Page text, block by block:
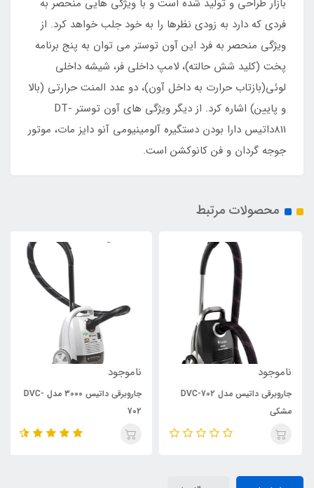
بازار طراحی و تولید شده است و با ویژگی هایی منحصر به
فردی که دارد به زودی نظرها را به خود جلب خواهد کرد. از
ویژگی منحصر به فرد این آون توستر می توان به پنج برنامه
پخت (کلید شش حالته)، لامپ داخلی فر، شیشه داخلی
لوئی(بازتاب حرارت به داخل آون)، دو عدد المنت حرارتی (بالا
و پایین) اشاره کرد. از دیگر ویژگی های آون توستر DT-
811داتیس دارا بودن دستگیره آلومینیومی آنو دایز مات، موتور
جوجه گردان و فن کانوکشن است.
محصولات مرتبط
ناموجود
جاروبرقی داتیس مدل DVC-702
مشکی
ناموجود
جاروبرقی داتیس 3000 مدل DVC-
702